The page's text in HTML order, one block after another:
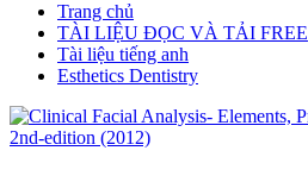
Trang chủ
TÀI LIỆU ĐỌC VÀ TẢI FREE
Tài liệu tiếng anh
Esthetics Dentistry